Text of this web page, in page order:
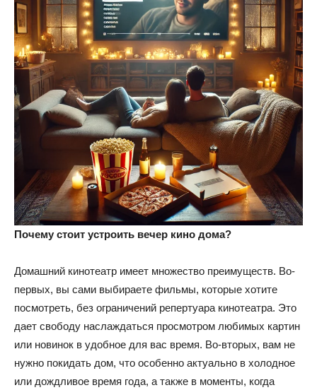
Почему стоит устроить вечер кино дома?
Домашний кинотеатр имеет множество преимуществ. Во-
первых, вы сами выбираете фильмы, которые хотите
посмотреть, без ограничений репертуара кинотеатра. Это
дает свободу наслаждаться просмотром любимых картин
или новинок в удобное для вас время. Во-вторых, вам не
нужно покидать дом, что особенно актуально в холодное
или дождливое время года, а также в моменты, когда